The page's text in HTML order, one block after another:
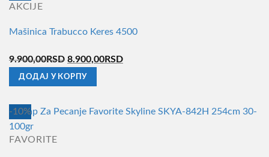
страници
AKCIJE
Mašinica Trabucco Keres 4500
9.900,00RSD Оригинална
цена
је
9.900,00RSD.
8.900,00RSDТренутна
ДОДАЈ У КОРПУ
-10%
FAVORITE